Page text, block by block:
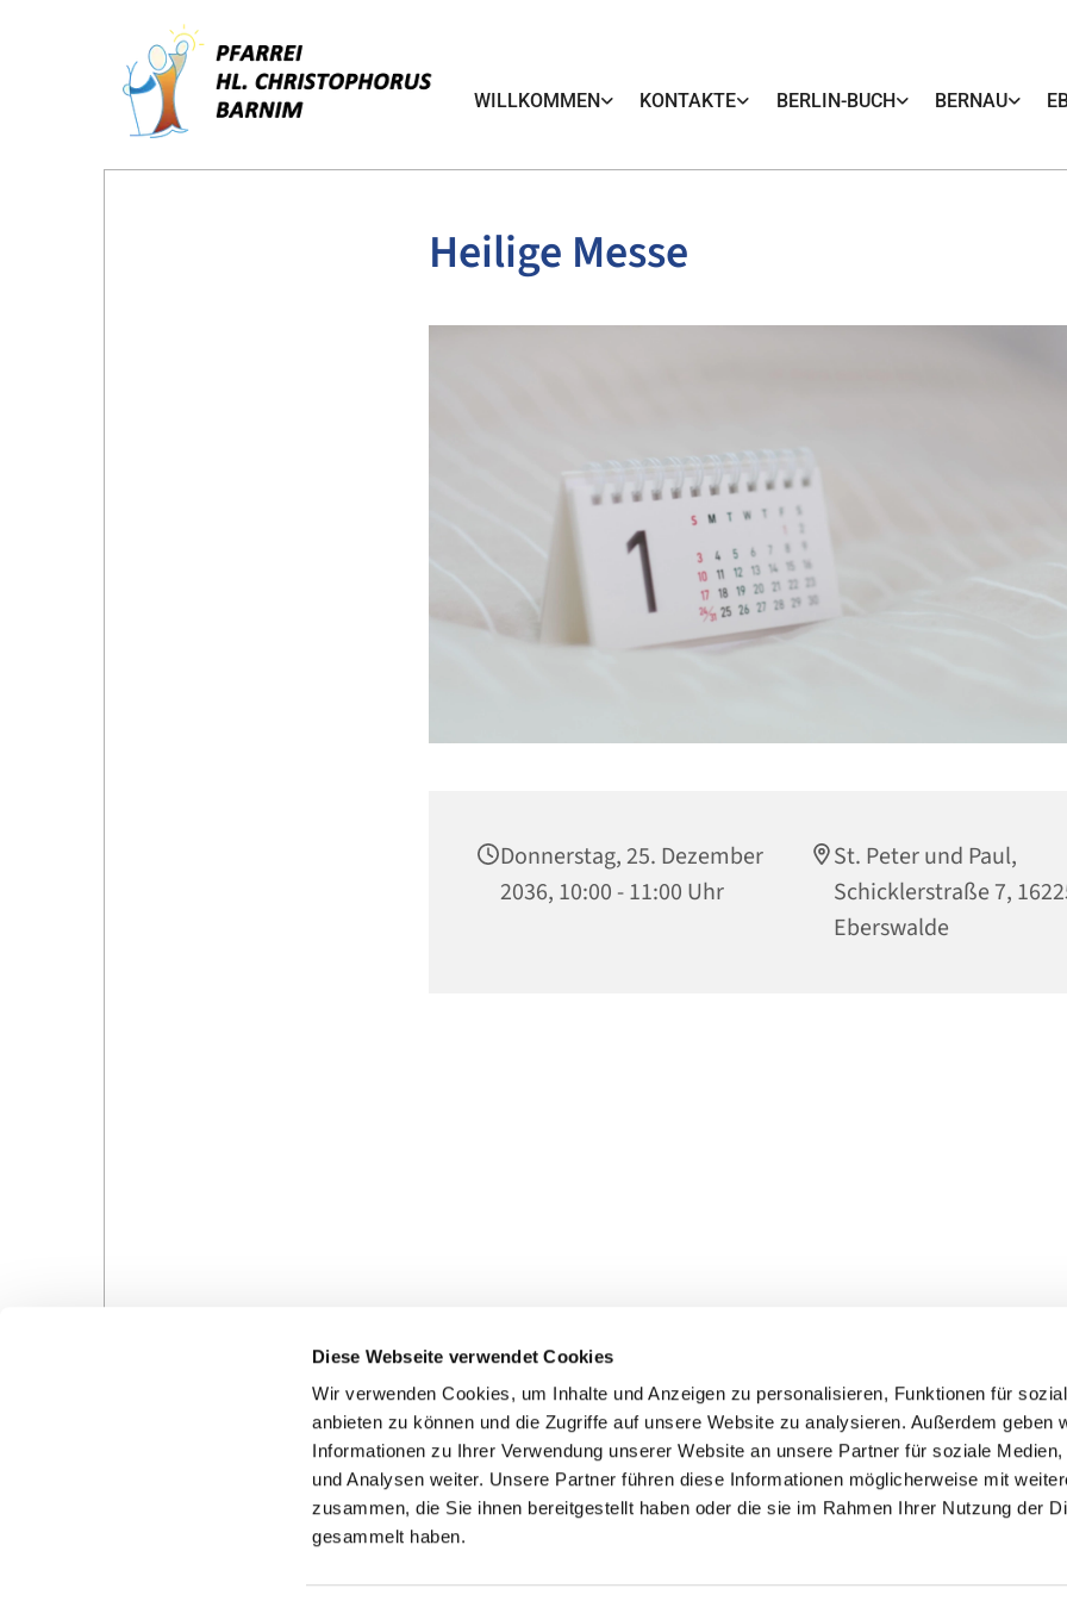
Diese Webseite verwendet Cookies
Wir verwenden Cookies, um Inhalte und Anzeigen zu personalisieren, Funktionen für
anbieten zu können und die Zugriffe auf unsere Website zu analysieren. Außerdem geben
Informationen zu Ihrer Verwendung unserer Website an unsere Partner für soziale Medien,
und Analysen weiter. Unsere Partner führen diese Informationen möglicherweise mit
zusammen, die Sie ihnen bereitgestellt haben oder die sie im Rahmen Ihrer Nutzung der
gesammelt haben.
WILLKOMMEN KONTAKTE BERLIN-BUCH BERNAU
Heilige Messe
Donnerstag, 25. Dezember
2036, 10:00 - 11:00 Uhr
St. Peter und Paul,
Schicklerstraße 7,
Eberswalde
Veranstaltungen in der
Pfarrei
Kontakte
Ansprechpersonen zum Schutz vor
sexualisierter Gewalt